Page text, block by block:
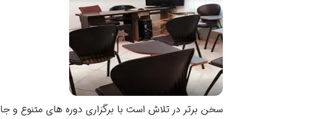
سخن برتر در تلاش است با برگزاری دوره های متنوع و